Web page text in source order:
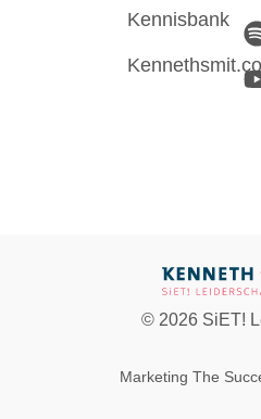
Kennisbank
© 2026 SiET!
Marketing The